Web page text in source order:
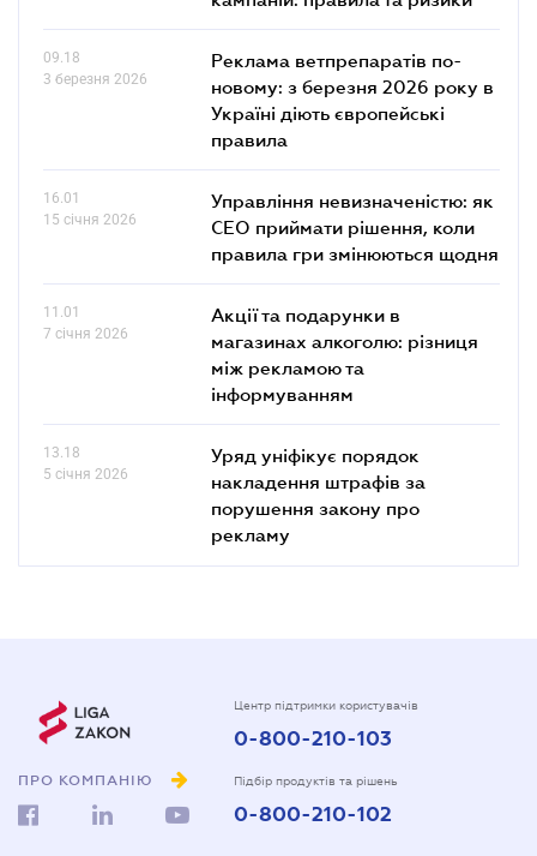
09.18
3 березня 2026
Реклама ветпрепаратів по-
новому: з березня 2026 року в
Україні діють європейські
правила
16.01
15 січня 2026
Управління невизначеністю: як
СЕО приймати рішення, коли
правила гри змінюються щодня
11.01
7 січня 2026
Акції та подарунки в
магазинах алкоголю: різниця
між рекламою та
інформуванням
13.18
5 січня 2026
Уряд уніфікує порядок
накладення штрафів за
порушення закону про
рекламу
ПРО КОМПАНІЮ
Центр підтримки користувачів
0-800-210-103
Підбір продуктів та рішень
0-800-210-102